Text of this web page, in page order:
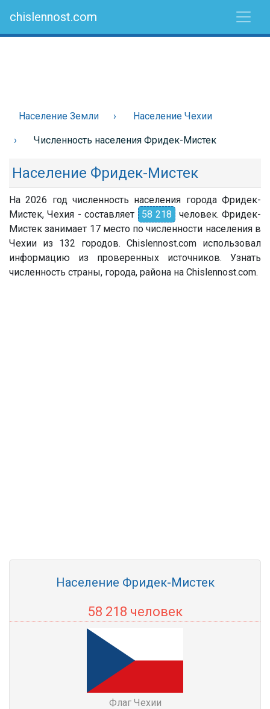
chislennost.com
Население Земли Население Чехии
Численность населения Фридек-Мистек
Население Фридек-Мистек
На 2026 год численность населения города Фридек-
Мистек, Чехия - составляет
58 218
человек. Фридек-
Мистек занимает 17 место по численности населения в
Чехии из 132 городов. Chislennost.com использовал
информацию из проверенных источников. Узнать
численность страны, города, района на Chislennost.com.
Население Фридек-Мистек
58 218 человек
Флаг Чехии